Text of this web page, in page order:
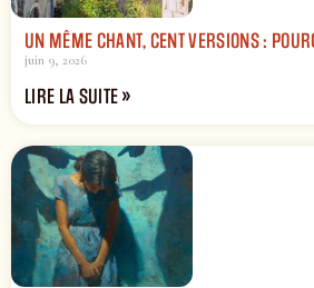
UN MÊME CHANT, CENT VERSIONS :
juin 9, 2026
LIRE LA SUITE »